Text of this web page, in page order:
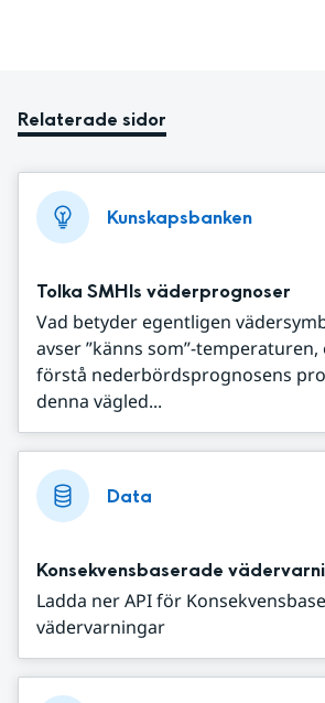
Relaterade sidor
Kunskapsbanken
Tolka SMHIs väderprognoser
Vad betyder egentligen
avser ”känns som”-
förstå nederbördsprognosens
denna vägled...
Data
Konsekvensbaserade
Ladda ner API för
vädervarningar